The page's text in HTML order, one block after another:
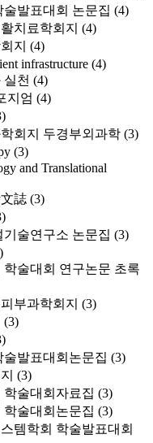
발표대회 논문집 (4)
치료학회지 (4)
지 (4)
infrastructure (4)
천 (4)
지엄 (4)
회지 두경부외과학 (3)
(3)
and Translational
誌 (3)
술연구소 논문집 (3)
술대회 연구논문 초록
부과학회지 (3)
(3)
발표대회논문집 (3)
(3)
술대회자료집 (3)
술대회논문집 (3)
템학회 학술발표대회